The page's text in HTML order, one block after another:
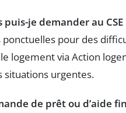
je demander au CSE
pour des
logement via Action
situations urgentes.
de prêt ou d’aide